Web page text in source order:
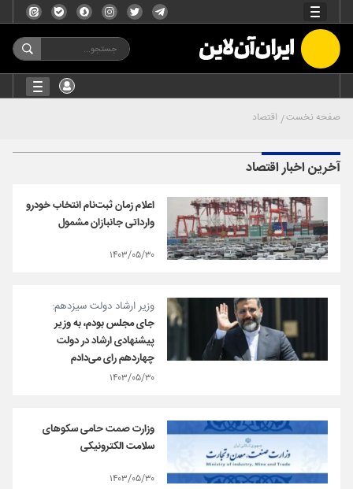
صفحه نخست اقتصاد
آخرین اخبار اقتصاد
اعلام زمان ثبت‌نام انتخاب خودرو
وارداتی جانبازان مشمول
۱۴۰۳/۰۵/۳۰
وزیر ارشاد دولت سیزدهم:
جای مجلس بودم، به وزیر
پیشنهادی ارشاد در دولت
چهاردهم رای می‌دادم
۱۴۰۳/۰۵/۳۰
وزارت صمت حامی سکوهای
سلامت الکترونیکی
۱۴۰۳/۰۵/۳۰